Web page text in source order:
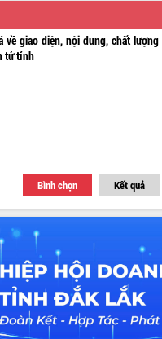
về giao diện, nội dung, chất
tử tỉnh
Bình chọn Kết quả